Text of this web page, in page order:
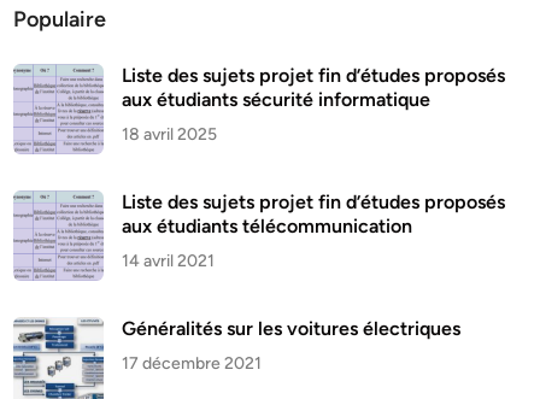
Populaire
Liste des sujets projet fin d’études proposés
aux étudiants sécurité informatique
18 avril 2025
Liste des sujets projet fin d’études proposés
aux étudiants télécommunication
14 avril 2021
Généralités sur les voitures électriques
17 décembre 2021